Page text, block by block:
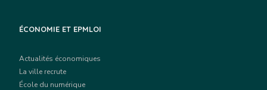
ÉCONOMIE ET EPMLOI
Actualités économiques
La ville recrute
École du numérique